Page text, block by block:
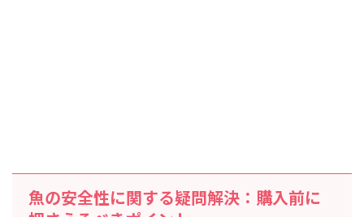
魚の安全性に関する疑問解決：購入前に